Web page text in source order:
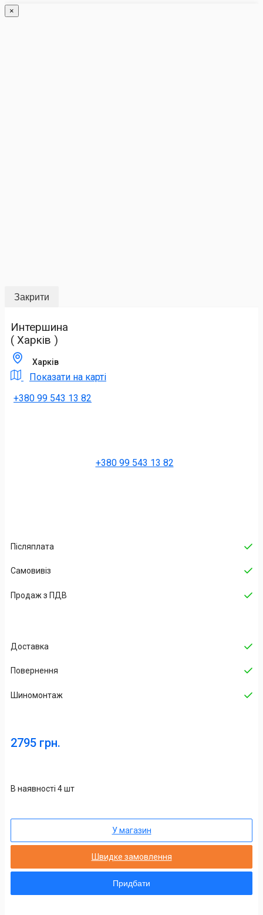
×
Закрити
Интершина
( Харків )
Харків
Показати на карті
+380 99 543 13 82
+380 99 543 13 82
Післяплата
Самовивіз
Продаж з ПДВ
Доставка
Повернення
Шиномонтаж
2795 грн.
В наявності 4 шт
У магазин
Швидке замовлення
Придбати